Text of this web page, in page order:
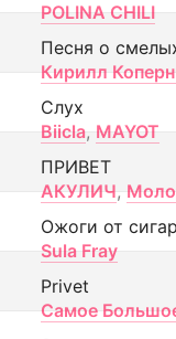
POLINA CHILI
Песня о
Кирилл
Слух
Biicla, MAYOT
ПРИВЕТ
АКУЛИЧ,
Ожоги от
Sula Fray
Privet
Самое